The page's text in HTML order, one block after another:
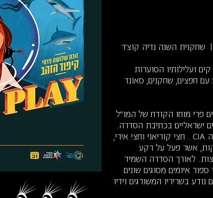
השנה נדיה קוצ'ר
ועלילותיו הסוערות
עם חפצים, שחקנים, סאונד
קים פרי מוחו הקודח של המו"ל
ישראליים בכתיבת הסדרה.
פטריק קים היה סוכן חשאי יוצא דופן של ה CIA . חצי קוריאני וחצי אירי,
אשר פעל על רקע
לאורך הסדרה השמיד
איומים מסוגים שונים
בשריריו המשורגים וידיו